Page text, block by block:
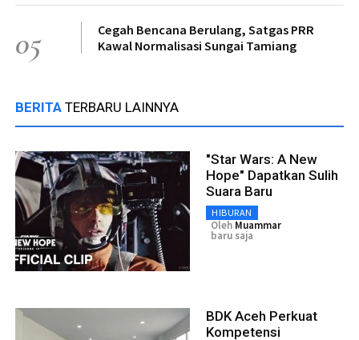
05
Cegah Bencana Berulang, Satgas PRR
Kawal Normalisasi Sungai Tamiang
BERITA TERBARU LAINNYA
"Star Wars: A New
Hope" Dapatkan Sulih
Suara Baru
HIBURAN
Oleh Muammar
baru saja
BDK Aceh Perkuat
Kompetensi